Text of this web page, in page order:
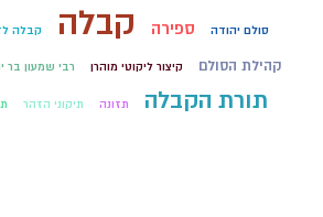
סולם יהודה ספירה קבלה קבלה
קהילת הסולם קיצור ליקוטי מוהרן רבי שמעון בר
תורת הקבלה תזונה תיקוני הזהר